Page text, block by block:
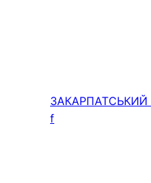
ЗАКАРПАТСЬКИЙ
f